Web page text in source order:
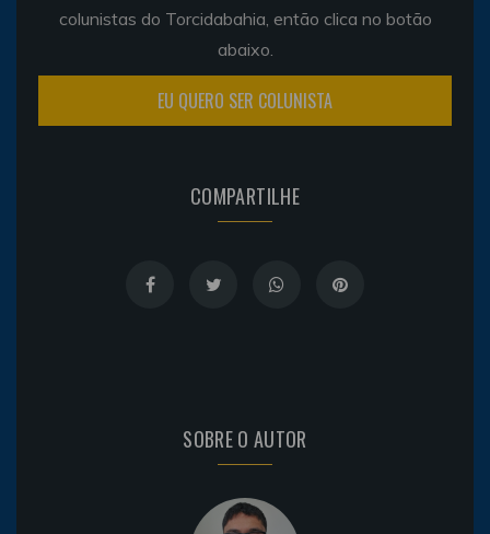
colunistas do Torcidabahia, então clica no botão
abaixo.
EU QUERO SER COLUNISTA
COMPARTILHE
SOBRE O AUTOR